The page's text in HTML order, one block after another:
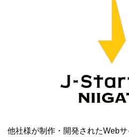
他社様が制作・開発されたWeb